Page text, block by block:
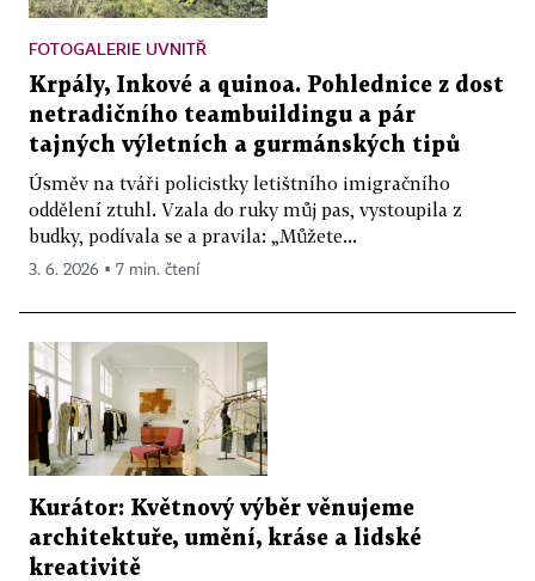
FOTOGALERIE UVNITŘ
Krpály, Inkové a quinoa. Pohlednice z dost
netradičního teambuildingu a pár
tajných výletních a gurmánských tipů
Úsměv na tváři policistky letištního imigračního
oddělení ztuhl. Vzala do ruky můj pas, vystoupila z
budky, podívala se a pravila: „Můžete...
3. 6. 2026 ▪ 7 min. čtení
Kurátor: Květnový výběr věnujeme
architektuře, umění, kráse a lidské
kreativitě